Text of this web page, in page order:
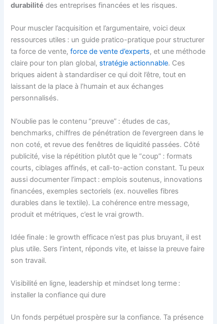
durabilité des entreprises financées et les risques.
Pour muscler l’acquisition et l’argumentaire, voici deux
ressources utiles : un guide pratico-pratique pour structurer
ta force de vente,force de vente d’experts, et une méthode
claire pour ton plan global, stratégie actionnable. Ces
briques aident à standardiser ce qui doit l’être, tout en
laissant de la place à l’humain et aux échanges
personnalisés.
N’oublie pas le contenu “preuve” : études de cas,
benchmarks, chiffres de pénétration de l’evergreen dans le
non coté, et revue des fenêtres de liquidité passées. Côté
publicité, vise la répétition plutôt que le “coup” : formats
courts, ciblages affinés, et call-to-action constant. Tu peux
aussi documenter l’impact : emplois soutenus, innovations
financées, exemples sectoriels (ex. nouvelles fibres
durables dans le textile). La cohérence entre message,
produit et métriques, c’est le vrai growth.
Idée finale : le growth efficace n’est pas plus bruyant, il est
plus utile. Sers l’intent, réponds vite, et laisse la preuve faire
son travail.
Visibilité en ligne, leadership et mindset long terme :
installer la confiance qui dure
Un fonds perpétuel prospère sur la confiance. Ta présence